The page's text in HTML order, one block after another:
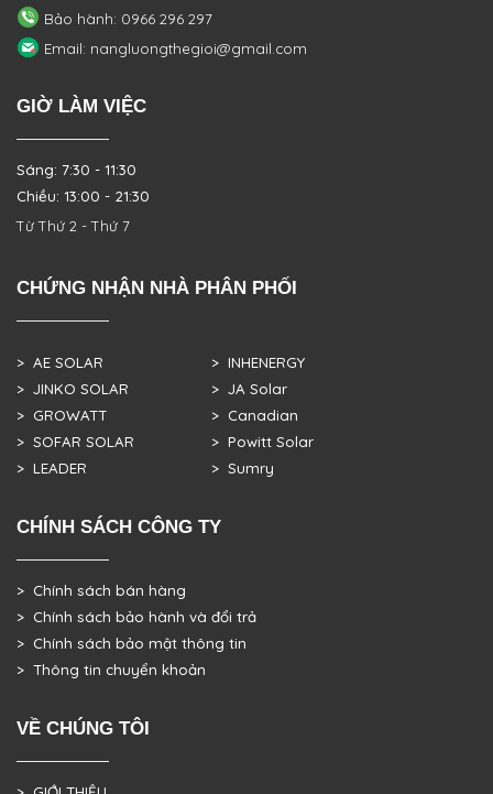
Bảo hành: 0966 296 297
Email: nangluongthegioi@gmail.com
GIỜ LÀM VIỆC
Sáng: 7:30 - 11:30
Chiều: 13:00 - 21:30
Từ Thứ 2 - Thứ 7
CHỨNG NHẬN NHÀ PHÂN PHỐI
> AE SOLAR
> JINKO SOLAR
> GROWATT
> SOFAR SOLAR
> LEADER
> INHENERGY
> JA Solar
> Canadian
> Powitt Solar
> Sumry
CHÍNH SÁCH CÔNG TY
> Chính sách bán hàng
> Chính sách bảo hành và đổi trả
> Chính sách bảo mật thông tin
> Thông tin chuyển khoản
VỀ CHÚNG TÔI